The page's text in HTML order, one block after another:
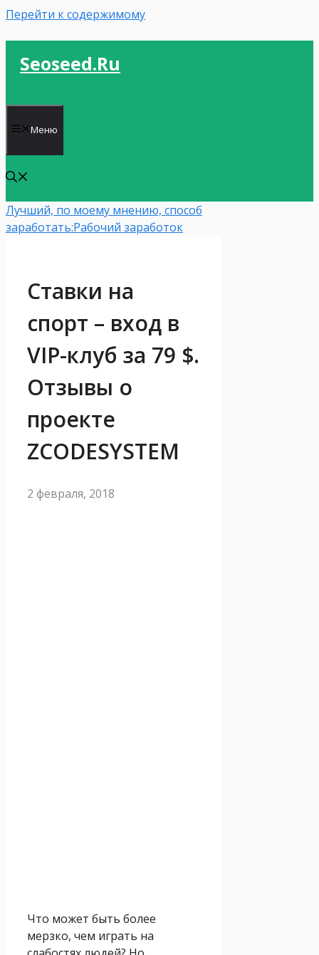
Перейти к содержимому
Seoseed.ru
Меню
Лучший, по моему мнению, способ
заработать:Рабочий заработок
Ставки на
спорт – вход в
VIP-клуб за 79 $.
Отзывы о
проекте
ZCODESYSTEM
2 февраля, 2018
Что может быть более
мерзко, чем играть на